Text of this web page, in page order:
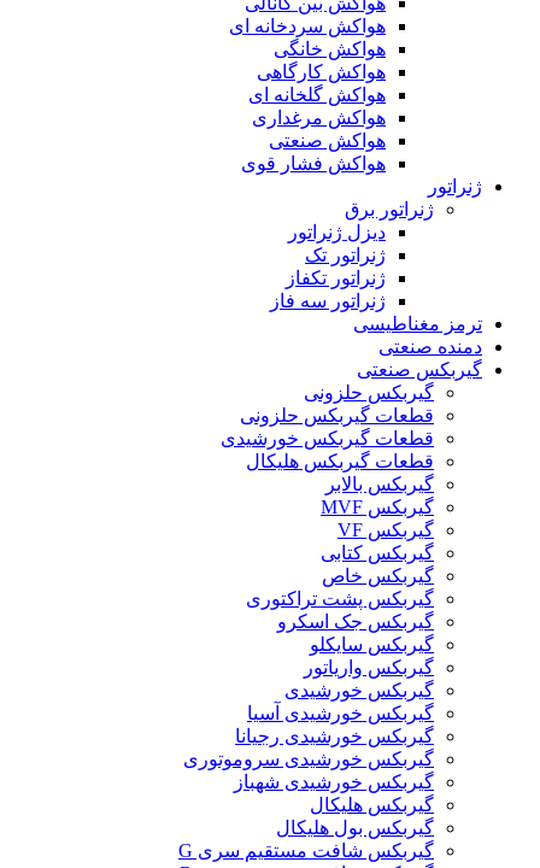
هواکش سردخانه ای
هواکش خانگی
هواکش کارگاهی
هواکش گلخانه ای
هواکش مرغداری
هواکش صنعتی
هواکش فشار قوی
ژنراتور
ژنراتور برق
دیزل ژنراتور
ژنراتور تک
ژنراتور تکفاز
ژنراتور سه فاز
ترمز مغناطیسی
دمنده صنعتی
گیربکس صنعتی
گیربکس حلزونی
قطعات گيربکس حلزونی
قطعات گيربکس خورشيدی
قطعات گیربکس هلیکال
گيربکس بالابر
گیربکس MVF
گیربکس VF
گیربکس کتابی
گیربکس خاص
گیربکس پشت تراکتوری
گیربکس جک اسکرو
گیربکس سایکلو
گیربکس واریاتور
گیربکس خورشیدی
گیربکس خورشیدی آسیا
گیربکس خورشیدی رجیانا
گیربکس خورشیدی سروموتوری
گیربکس خورشیدی شهباز
گیربکس هلیکال
گیربکس بول هلیکال
گیربکس شافت مستقیم سری G